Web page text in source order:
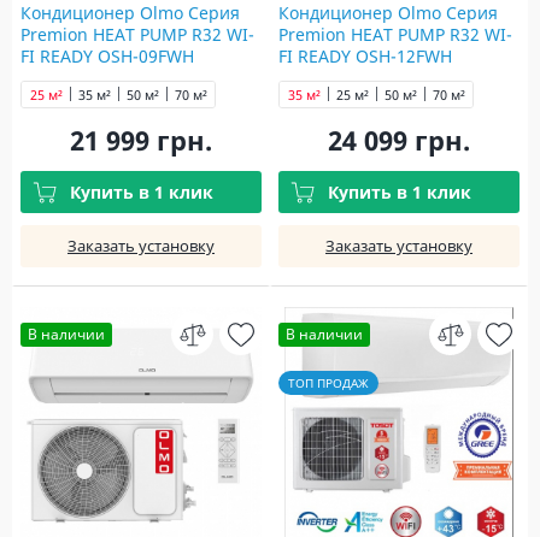
Кондиционер Olmo Серия
Premion HEAT PUMP R32 WI-
FI READY OSH-09FWH
25 м² 35 м² 50 м² 70 м²
21 999 грн.
Купить в 1 клик
Заказать установку
Кондиционер Olmo Серия
Premion HEAT PUMP R32 WI-
FI READY OSH-12FWH
25 м²
35 м² 50 м² 70 м²
24 099 грн.
Купить в 1 клик
Заказать установку
В наличии В наличии
ТОП ПРОДАЖ